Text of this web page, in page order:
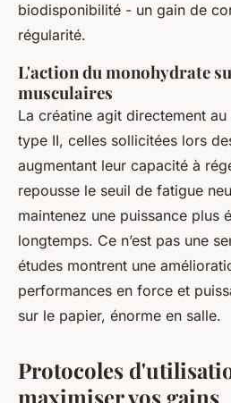
biodisponibilité - un gain de
régularité.
L'action du monohydrate
musculaires
La créatine agit directement
type II, celles sollicitées lors
augmentant leur capacité à
repousse le seuil de fatigue
maintenez une puissance plus
longtemps. Ce n’est pas une
études montrent une
performances en force et
sur le papier, énorme en salle.
Protocoles
maximiser vos gains